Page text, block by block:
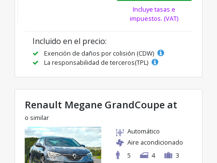
Incluye tasas e
impuestos. (VAT)
Incluido en el precio:
Exención de daños por colisión (CDW)
La responsabilidad de terceros(TPL)
Renault Megane GrandCoupe at
o similar
Automático
Aire acondicionado
5
4 3